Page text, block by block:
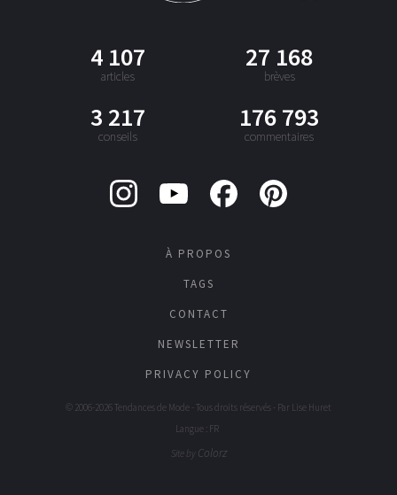
4 107
articles
27 168
brèves
3 217
conseils
176 793
commentaires
À PROPOS
TAGS
CONTACT
NEWSLETTER
PRIVACY POLICY
© 2006-2026 Tendances de Mode - Tous droits réservés - Par Lise Huret
Langue : FR
Site by Colorz